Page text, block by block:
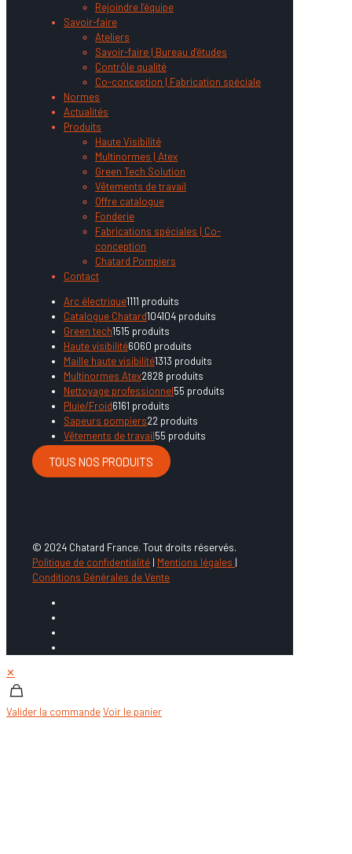
Rejoindre l’équipe
Savoir-faire
Ateliers
Savoir-faire | Bureau d’études
Contrôle qualité
Co-conception | Fabrication spéciale
Normes
Actualités
Produits
Haute Visibilité
Multinormes | Atex
Green Tech Solution
Vêtements de travail
Offre catalogue
Fonderie
Fabrications spéciales | Co-
conception
Chatard Pompiers
Contact
Arc électrique1111 produits
Catalogue Chatard104104 produits
Green tech1515 produits
Haute visibilité6060 produits
Maille haute visibilité1313 produits
Multinormes Atex2828 produits
Nettoyage professionnel55 produits
Pluie/Froid6161 produits
Sapeurs pompiers22 produits
Vêtements de travail55 produits
TOUS NOS PRODUITS
© 2024 Chatard France. Tout droits réservés.
Politique de confidentialité | Mentions légales |
Conditions Générales de Vente
✕
Valider la commandeVoir le panier